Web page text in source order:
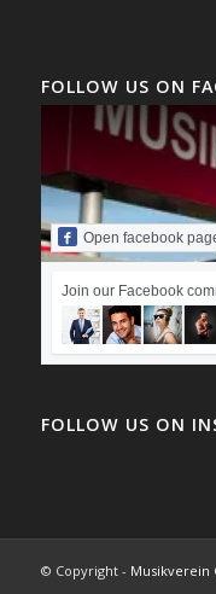
FOLLOW US ON
Open facebook
Join our Facebook
FOLLOW US ON
© Copyright - Musikverein